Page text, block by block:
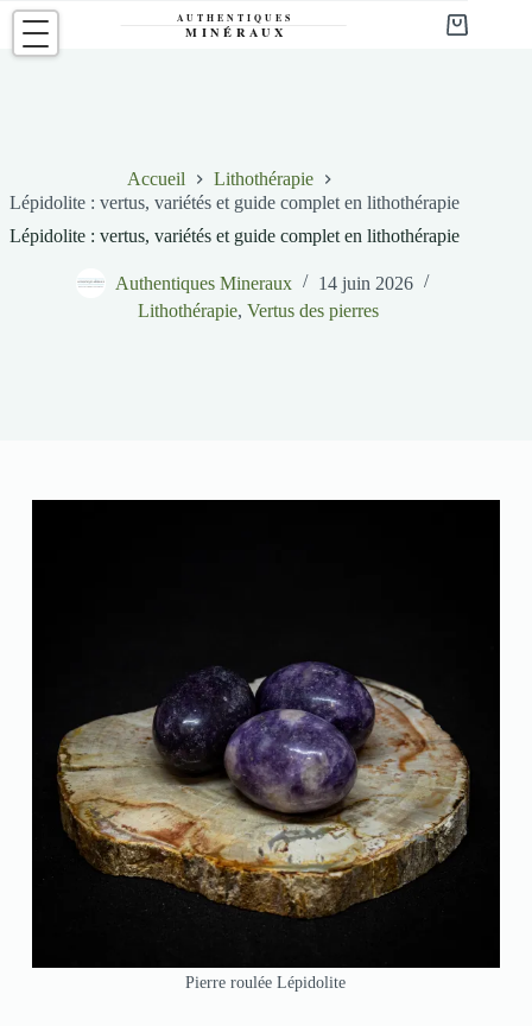
Passer
contenu
Panier
Accueil
Lithothérapie
Lépidolite : vertus, variétés et guide complet en lithothérapie
Lépidolite : vertus, variétés et guide complet en lithothérapie
Authentiques Mineraux
14 juin 2026
Lithothérapie, Vertus des pierres
Pierre roulée Lépidolite